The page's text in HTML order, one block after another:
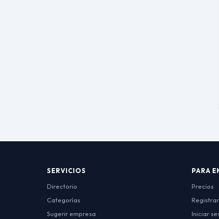
SERVICIOS
Directorio
Categorías
Sugerir empresa
PARA
Precios
Iniciar